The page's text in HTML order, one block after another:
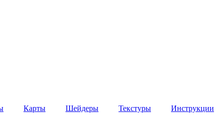
Карты Шейдеры Текстуры Инструкции